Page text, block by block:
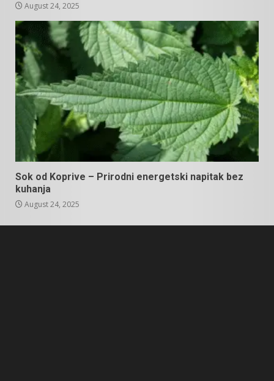
August 24, 2025
Sok od Koprive – Prirodni energetski napitak bez
kuhanja
August 24, 2025